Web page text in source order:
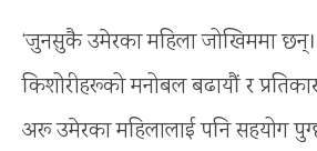
‘जुनसुकै उमेरका महिला जोखिममा
किशोरीहरूको मनोबल बढायौं र
अरू उमेरका महिलालाई पनि सहयोग